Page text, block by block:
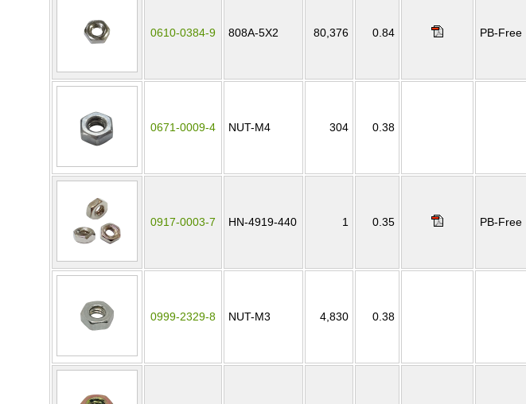
0610-0384-9 808A-5X2 80,376 0.84 PB-Free
0671-0009-4 NUT-M4 304 0.38
0917-0003-7 HN-4919-440 1 0.35 PB-Free
0999-2329-8 NUT-M3 4,830 0.38